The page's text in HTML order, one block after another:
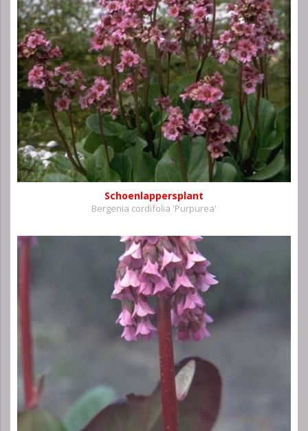
Schoenlappersplant
Bergenia cordifolia 'Purpurea'